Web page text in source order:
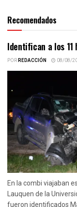
Recomendados
Identifican a los
PORREDACCIÓN 08/08/
En la combi viajaban
Lauquen de la
fueron identificados